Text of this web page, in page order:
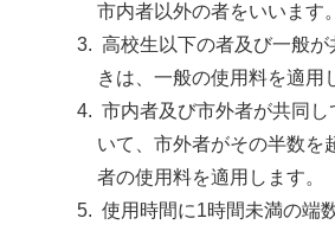
市内者以外の者をいいます。
高校生以下の者及び一般が
きは、一般の使用料を適用
市内者及び市外者が共同
いて、市外者がその半数を
者の使用料を適用します。
使用時間に1時間未満の端